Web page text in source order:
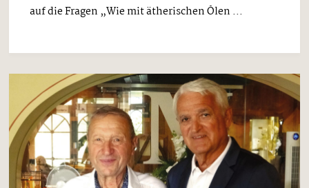
auf die Fragen „Wie mit ätherischen Ölen ...